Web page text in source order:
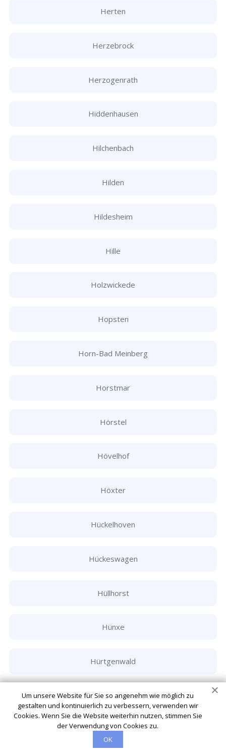
Herten
Herzebrock
Herzogenrath
Hiddenhausen
Hilchenbach
Hilden
Hildesheim
Hille
Holzwickede
Hopsten
Horn-Bad Meinberg
Horstmar
Hörstel
Hövelhof
Höxter
Hückelhoven
Hückeswagen
Hüllhorst
Hünxe
Hürtgenwald
Hürth
Ibbenbüren
Um unsere Website für Sie so angenehm wie möglich zu
gestalten und kontinuierlich zu verbessern, verwenden wir
Cookies. Wenn Sie die Website weiterhin nutzen, stimmen Sie
der Verwendung von Cookies zu.
OK